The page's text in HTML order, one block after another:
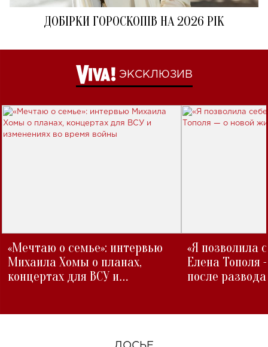
ДОБІРКИ ГОРОСКОПІВ НА 2026 РІК
ЭКСКЛЮЗИВ
«Мечтаю о семье»: интервью
Михаила Хомы о планах,
концертах для ВСУ и
«Я позволила
Елена Тополя
после развода